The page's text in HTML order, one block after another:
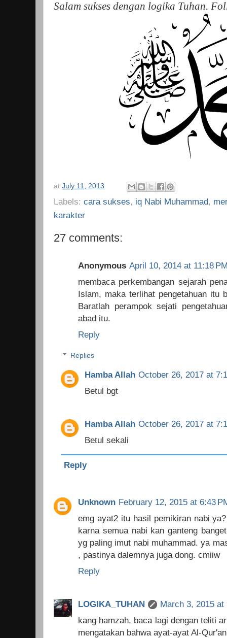
Salam sukses dengan logika Tuhan.
at July 11, 2013
Labels: cara sukses, iq Nabi Muhammad,
karakter
27 comments:
Anonymous April 10, 2014 at 11:18
membaca perkembangan sejarah
Islam, maka terlihat pengetahuan itu
Baratlah perampok sejati
abad itu.
Reply
Replies
Hamba Allah October 26, 2017 at
Betul bgt
Hamba Allah October 26, 2017 at
Betul sekali
Reply
Unknown February 12, 2015 at 6:43
emg ayat2 itu hasil pemikiran nabi
karna semua nabi kan ganteng
yg paling imut nabi muhammad. ya
, pastinya dalemnya juga dong. cmiiw
Reply
LOGIKA_TUHAN
March 3, 2015 at
kang hamzah, baca lagi dengan teliti
mengatakan bahwa ayat-ayat Al-